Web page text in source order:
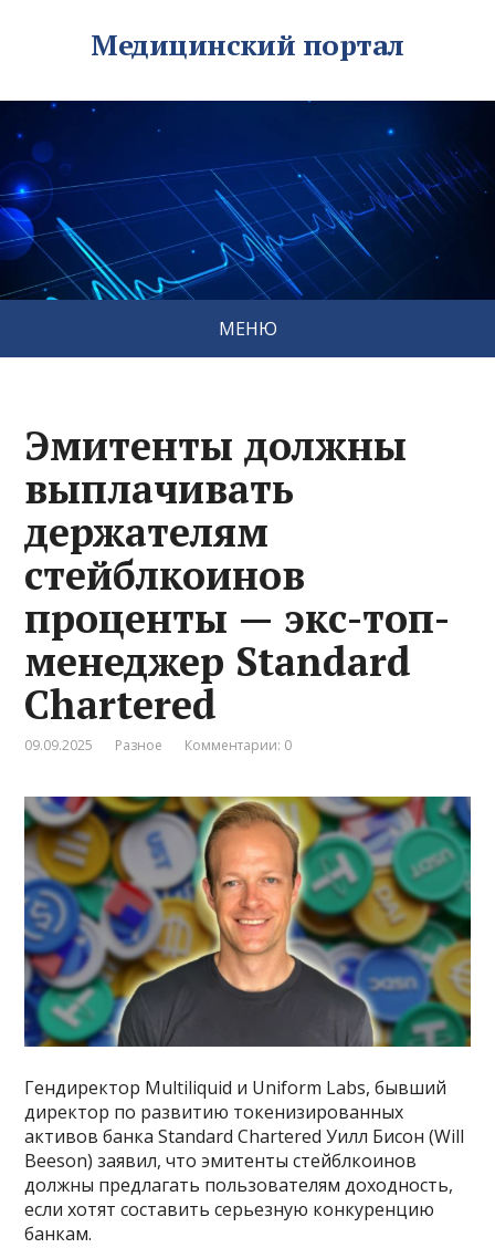
Медицинский портал
МЕНЮ
Эмитенты должны
выплачивать
держателям
стейблкоинов
проценты — экс-топ-
менеджер Standard
Chartered
09.09.2025 Разное Комментарии: 0
Гендиректор Multiliquid и Uniform Labs, бывший
директор по развитию токенизированных
активов банка Standard Chartered Уилл Бисон (Will
Beeson) заявил, что эмитенты стейблкоинов
должны предлагать пользователям доходность,
если хотят составить серьезную конкуренцию
банкам.